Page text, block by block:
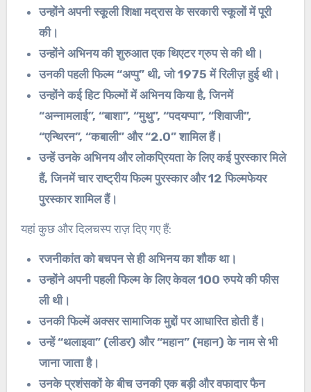
उन्होंने अपनी स्कूली शिक्षा मद्रास के सरकारी स्कूलों में पूरी
की।
उन्होंने अभिनय की शुरुआत एक थिएटर ग्रुप से की थी।
उनकी पहली फिल्म “अप्पु” थी, जो 1975 में रिलीज़ हुई थी।
उन्होंने कई हिट फिल्मों में अभिनय किया है, जिनमें
“अन्नामलाई”, “बाशा”, “मुथु”, “पदयप्पा”, “शिवाजी”,
“एन्थिरन”, “कबाली” और “2.0” शामिल हैं।
उन्हें उनके अभिनय और लोकप्रियता के लिए कई पुरस्कार मिले
हैं, जिनमें चार राष्ट्रीय फिल्म पुरस्कार और 12 फिल्मफेयर
पुरस्कार शामिल हैं।
यहां कुछ और दिलचस्प राज़ दिए गए हैं:
रजनीकांत को बचपन से ही अभिनय का शौक था।
उन्होंने अपनी पहली फिल्म के लिए केवल 100 रुपये की फीस
ली थी।
उनकी फिल्में अक्सर सामाजिक मुद्दों पर आधारित होती हैं।
उन्हें “थलाइवा” (लीडर) और “महान” (महान) के नाम से भी
जाना जाता है।
उनके प्रशंसकों के बीच उनकी एक बड़ी और वफादार फैन